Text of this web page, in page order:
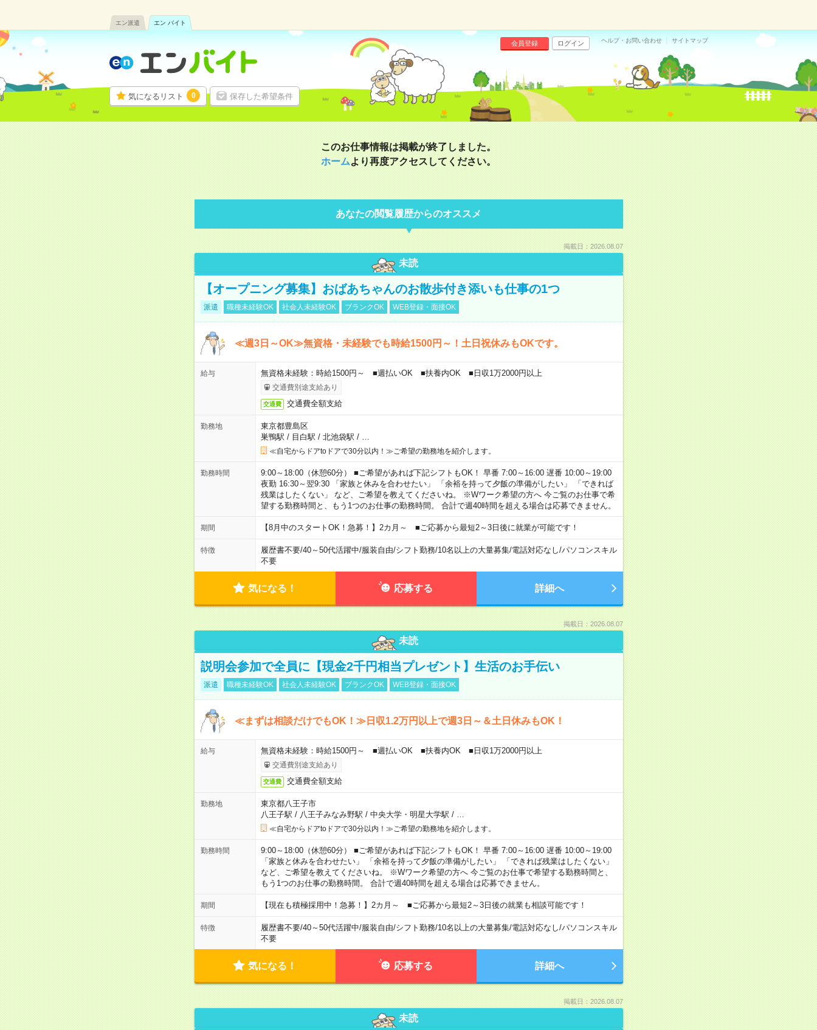
エン派遣 エン バイト
気になるリスト 0 保存した希望条件
会員登録 ログイン ヘルプ・お問い合わせ サイトマップ
このお仕事情報は掲載が終了しました。
ホームより再度アクセスしてください。
あなたの閲覧履歴からのオススメ
掲載日：2026.08.07
未読
【オープニング募集】おばあちゃんのお散歩付き添いも仕事の1つ
派遣 職種未経験OK 社会人未経験OK ブランクOK WEB登録・面接OK
≪週3日～OK≫無資格・未経験でも時給1500円～！土日祝休みもOKです。
給与 無資格未経験：時給1500円～ ■週払いOK ■扶養内OK ■日収1万2000円以上
交通費別途支給あり
交通費 交通費全額支給
勤務地
東京都豊島区
巣鴨駅 / 目白駅 / 北池袋駅 / …
≪自宅からドアtoドアで30分以内！≫ご希望の勤務地を紹介します。
勤務時間
9:00～18:00（休憩60分） ■ご希望があれば下記シフトもOK！ 早番 7:00～16:00 遅番 10:00～19:00
夜勤 16:30～翌9:30 「家族と休みを合わせたい」 「余裕を持って夕飯の準備がしたい」 「できれば
残業はしたくない」 など、ご希望を教えてくださいね。 ※Wワーク希望の方へ 今ご覧のお仕事で希
望する勤務時間と、もう1つのお仕事の勤務時間。 合計で週40時間を超える場合は応募できません。
期間 【8月中のスタートOK！急募！】2カ月～ ■ご応募から最短2～3日後に就業が可能です！
特徴 履歴書不要/40～50代活躍中/服装自由/シフト勤務/10名以上の大量募集/電話対応なし/パソコンスキル
不要
気になる！ 応募する 詳細へ
掲載日：2026.08.07
未読
説明会参加で全員に【現金2千円相当プレゼント】生活のお手伝い
派遣 職種未経験OK 社会人未経験OK ブランクOK WEB登録・面接OK
≪まずは相談だけでもOK！≫日収1.2万円以上で週3日～＆土日休みもOK！
給与 無資格未経験：時給1500円～ ■週払いOK ■扶養内OK ■日収1万2000円以上
交通費別途支給あり
交通費 交通費全額支給
勤務地
東京都八王子市
八王子駅 / 八王子みなみ野駅 / 中央大学・明星大学駅 / …
≪自宅からドアtoドアで30分以内！≫ご希望の勤務地を紹介します。
勤務時間
9:00～18:00（休憩60分） ■ご希望があれば下記シフトもOK！ 早番 7:00～16:00 遅番 10:00～19:00
「家族と休みを合わせたい」 「余裕を持って夕飯の準備がしたい」 「できれば残業はしたくない」
など、ご希望を教えてくださいね。 ※Wワーク希望の方へ 今ご覧のお仕事で希望する勤務時間と、
もう1つのお仕事の勤務時間。 合計で週40時間を超える場合は応募できません。
期間 【現在も積極採用中！急募！】2カ月～ ■ご応募から最短2～3日後の就業も相談可能です！
特徴 履歴書不要/40～50代活躍中/服装自由/シフト勤務/10名以上の大量募集/電話対応なし/パソコンスキル
不要
気になる！ 応募する 詳細へ
掲載日：2026.08.07
未読